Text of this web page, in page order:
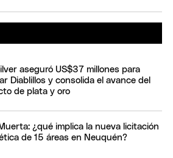
aseguró US$37 millones para
Diablillos y consolida el avance del
de plata y oro
¿qué implica la nueva licitación
de 15 áreas en Neuquén?